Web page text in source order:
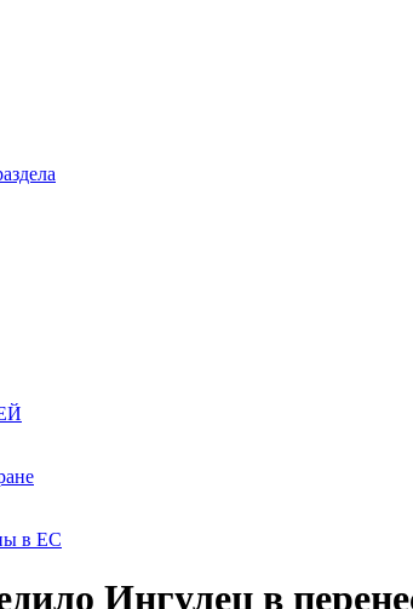
в ЕС
Ингулец в